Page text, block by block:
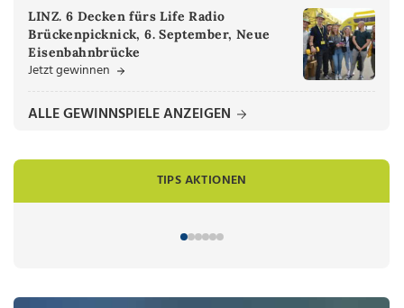
LINZ. 6 Decken fürs Life Radio
Brückenpicknick, 6. September, Neue
Eisenbahnbrücke
Jetzt gewinnen
ALLE GEWINNSPIELE ANZEIGEN
TIPS AKTIONEN